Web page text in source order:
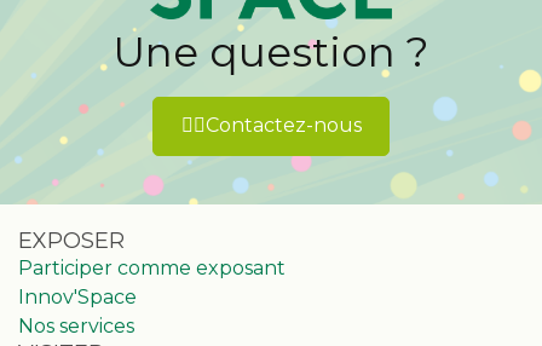
Une question ?
👉🏻Contactez-nous
EXPOSER
Participer comme exposant
Innov'Space
Nos services